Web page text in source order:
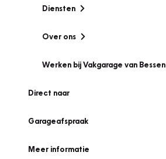
Diensten
Over ons
Werken bij Vakgarage van Bessen
Direct naar
Garageafspraak
Meer informatie